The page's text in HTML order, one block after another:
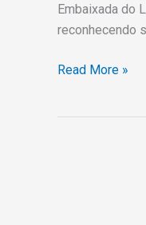
Embaixada do
reconhecendo
Novas
Perspectivas
Cooperação
Read More »